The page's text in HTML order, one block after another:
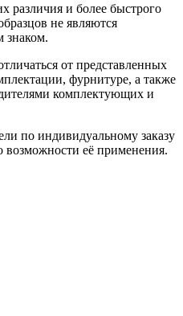
различия и более быстрого
не являются
знаком.
от представленных
фурнитуре, а также
комплектующих и
по индивидуальному заказу
возможности её применения.